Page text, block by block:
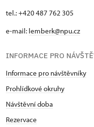
tel.: +420 487 762 305
e-mail: lemberk@npu.cz
INFORMACE PRO
Informace pro návštěvníky
Prohlídkové okruhy
Návštěvní doba
Rezervace